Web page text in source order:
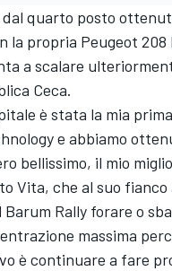
quarto posto
la propria Peugeot 208
a scalare
Ceca.
è stata la mia
e abbiamo
bellissimo, il mio
Vita, che al suo
Barum Rally forare o
massima
è continuare a fare